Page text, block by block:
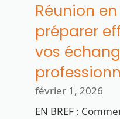
Réunion
préparer
vos
février 1, 2026
EN BREF :